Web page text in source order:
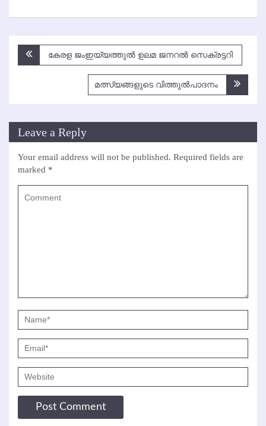
Post
navigation
കേരള ജംഇയ്യത്തുല്‍ ഉലമ ജനറല്‍ സെക്രട്ടറി
മത്സ്യങ്ങളുടെ വിത്തുല്‍പാദനം
Leave a Reply
Your email address will not be published. Required fields are
marked *